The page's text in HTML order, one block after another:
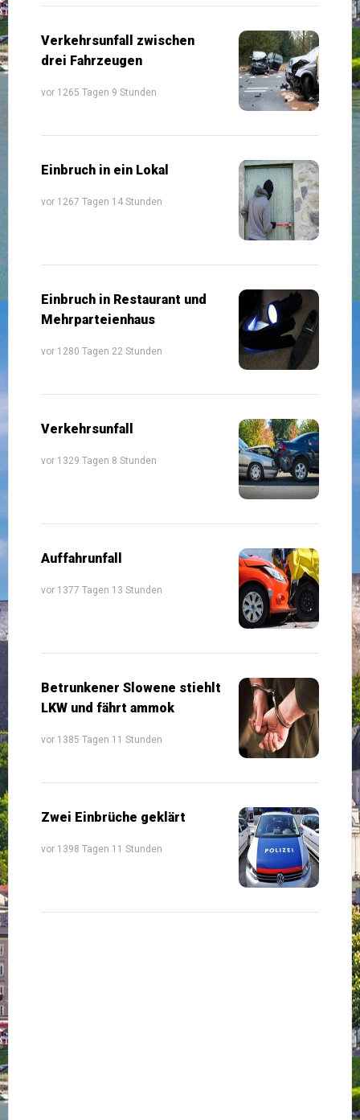
Verkehrsunfall zwischen
drei Fahrzeugen
vor 1265 Tagen 9 Stunden
Einbruch in ein Lokal
vor 1267 Tagen 14 Stunden
Einbruch in Restaurant und
Mehrparteienhaus
vor 1280 Tagen 22 Stunden
Verkehrsunfall
vor 1329 Tagen 8 Stunden
Auffahrunfall
vor 1377 Tagen 13 Stunden
Betrunkener Slowene stiehlt
LKW und fährt ammok
vor 1385 Tagen 11 Stunden
Zwei Einbrüche geklärt
vor 1398 Tagen 11 Stunden